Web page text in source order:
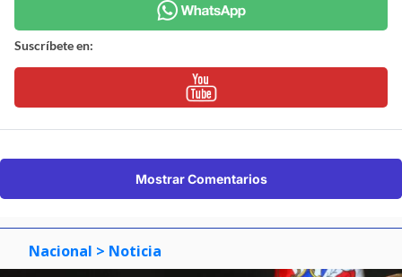
Suscríbete en:
Mostrar Comentarios
Nacional > Noticia